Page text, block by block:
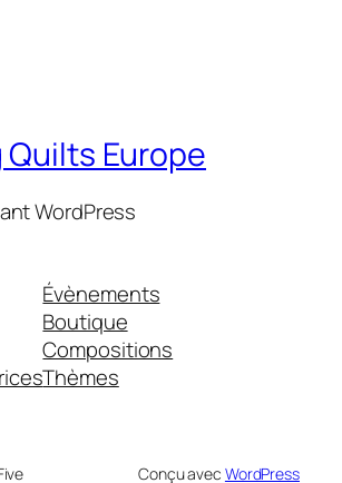
Europe
WordPress
Évènements
Boutique
Compositions
Thèmes
Conçu avec WordPress